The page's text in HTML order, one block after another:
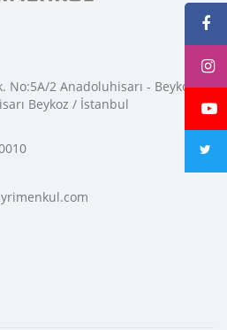
No:5A/2 Anadoluhisarı - Beykoz -
Beykoz / İstanbul